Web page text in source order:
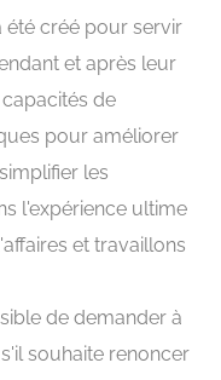
été créé pour servir
et après leur
de
pour améliorer
les
l'expérience ultime
et travaillons
de demander à
souhaite renoncer